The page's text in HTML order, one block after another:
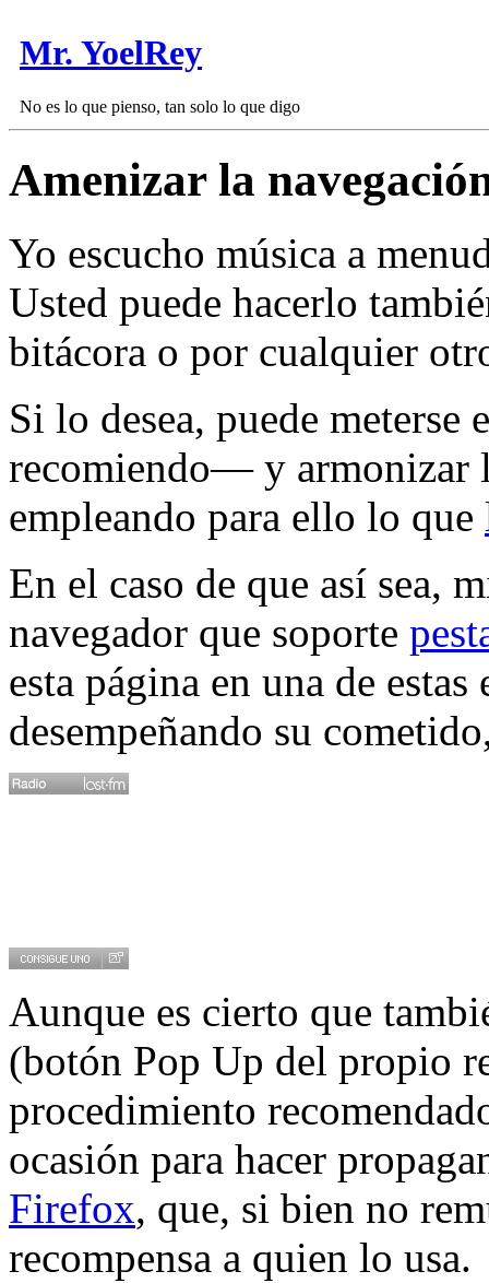
Mr. YoelRey
No es lo que pienso, tan solo lo que digo
Amenizar la
Yo escucho música a
Usted puede hacerlo
bitácora o por cualquier
Si lo desea, puede
recomiendo— y armonizar
empleando para ello lo que
En el caso de que así sea,
navegador que soporte
esta página en una de
desempeñando su
Aunque es cierto que
(botón Pop Up del propio
procedimiento
ocasión para hacer
Firefox, que, si bien no
recompensa a quien lo usa.